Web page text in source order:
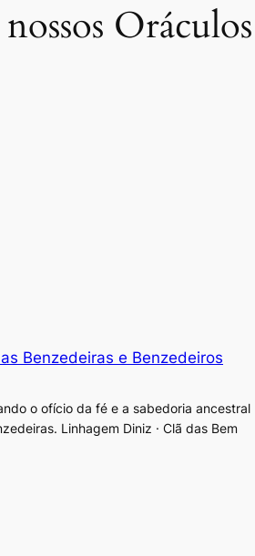
Oráculos
Benzedeiras e Benzedeiros
o ofício da fé e a sabedoria ancestral
Linhagem Diniz · Clã das Bem